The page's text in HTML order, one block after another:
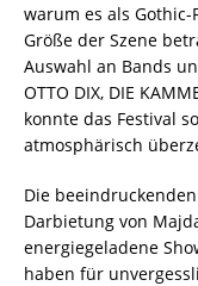
warum es als
Größe der Szene
Auswahl an Bands
OTTO DIX, DIE
konnte das Festival
atmosphärisch
Die
Darbietung von
energiegeladene
haben für